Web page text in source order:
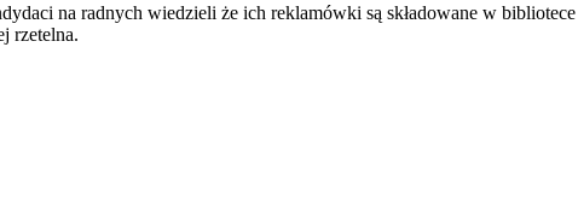
na radnych wiedzieli że ich reklamówki są składowane w
rzetelna.